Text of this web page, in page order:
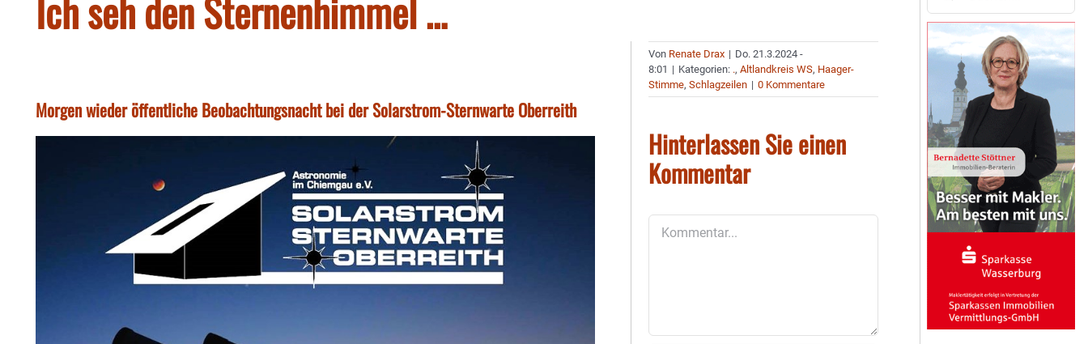
Ich seh den Sternenhimmel …
Morgen wieder öffentliche Beobachtungsnacht bei der Solarstrom-Sternwarte Oberreith
Von Renate Drax | Do. 21.3.2024 -
8:01 | Kategorien: .,Altlandkreis WS, Haager-
Stimme,Schlagzeilen | 0 Kommentare
Hinterlassen Sie einen
Kommentar